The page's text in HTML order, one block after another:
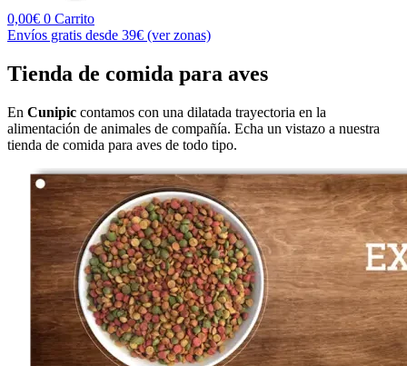
0,00€ 0 Carrito
Envíos gratis desde 39€ (ver zonas)
Tienda de comida para aves
En Cunipic contamos con una dilatada trayectoria en la
alimentación de animales de compañía. Echa un vistazo a nuestra
tienda de comida para aves de todo tipo.